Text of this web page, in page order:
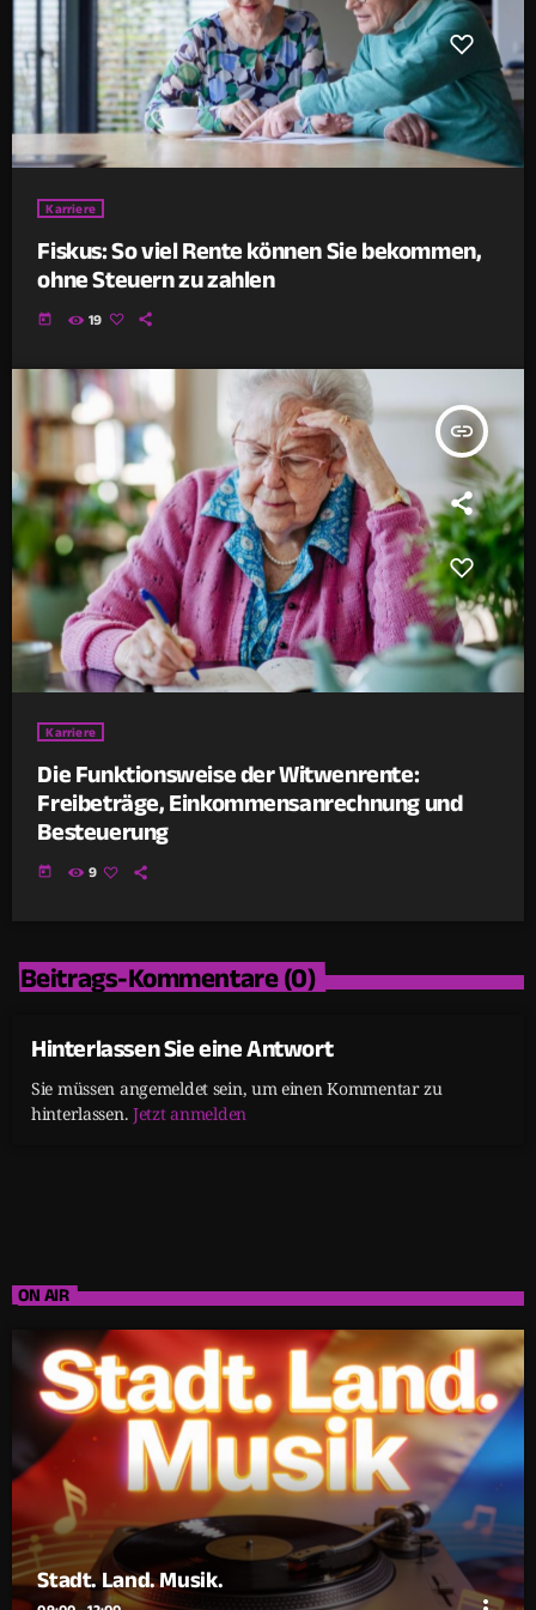
Karriere
Fiskus: So viel Rente können Sie bekommen,
ohne Steuern zu zahlen
today 19
insert_link
Karriere
Die Funktionsweise der Witwenrente:
Freibeträge, Einkommensanrechnung und
Besteuerung
today 9
Beitrags-Kommentare (0)
Hinterlassen Sie eine Antwort
Sie müssen angemeldet sein, um einen Kommentar zu
hinterlassen. Jetzt anmelden
ON AIR
Stadt. Land. Musik.